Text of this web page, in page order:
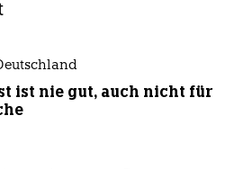
ist nie gut, auch nicht für